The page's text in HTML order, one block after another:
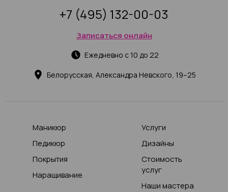
Белорусская, Александра Невского, 19–25
Ежедневно с 10 до 22
Записаться онлайн
+7 (495) 132-00-03
Маникюр
Педикюр
Покрытия
Наращивание
Услуги
Дизайны
Стоимость
услуг
Наши мастера